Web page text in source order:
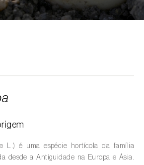
sativa)
(
barragens e estações
águas residuais )
L.) é uma espécie hortícola da família
desde a Antiguidade na Europa e Ásia.